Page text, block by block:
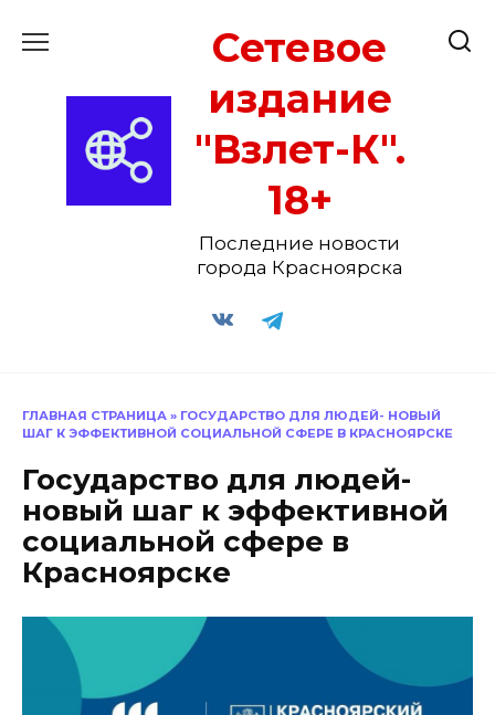
Сетевое
издание
"Взлет-К".
18+
Последние новости
города Красноярска
ГЛАВНАЯ СТРАНИЦА » ГОСУДАРСТВО ДЛЯ ЛЮДЕЙ- НОВЫЙ
ШАГ К ЭФФЕКТИВНОЙ СОЦИАЛЬНОЙ СФЕРЕ В КРАСНОЯРСКЕ
Государство для людей-
новый шаг к эффективной
социальной сфере в
Красноярске